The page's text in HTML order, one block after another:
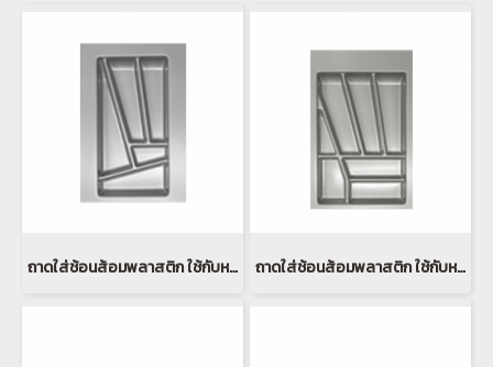
ถาดใส่ช้อนส้อมพลาสติก ใช้กับหน้าบานลิ้นชักกว้าง 30ซม ถาดใส่ช้อนส้อมพลาสติก ใช้กับหน้าบานลิ้นชักกว้าง 40ซม